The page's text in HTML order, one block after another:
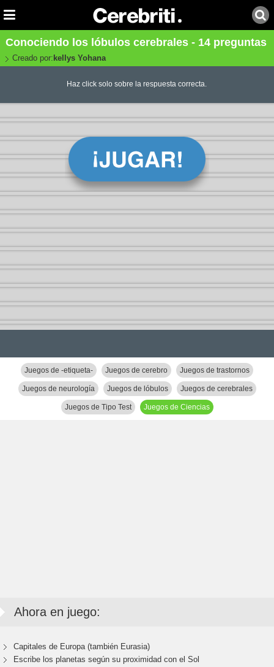
Conociendo los lóbulos cerebrales - 14 preguntas
Creado por: kellys Yohana
Haz click solo sobre la respuesta correcta.
Juegos de -etiqueta- Juegos de cerebro Juegos de trastornos
Juegos de neurología Juegos de lóbulos Juegos de cerebrales
Juegos de Tipo Test Juegos de Ciencias
Ahora en juego:
Capitales de Europa (también Eurasia)
Escribe los planetas según su proximidad con el Sol